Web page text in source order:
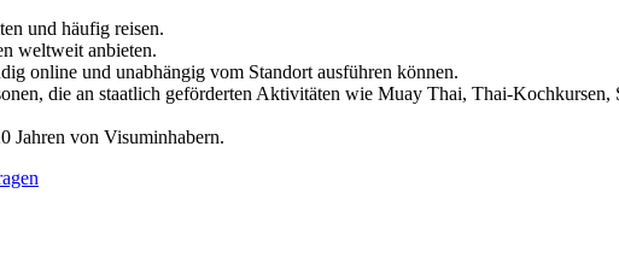
und häufig reisen.
weltweit anbieten.
online und unabhängig vom Standort ausführen können.
die an staatlich geförderten Aktivitäten wie Muay Thai, Thai-
Jahren von Visuminhabern.